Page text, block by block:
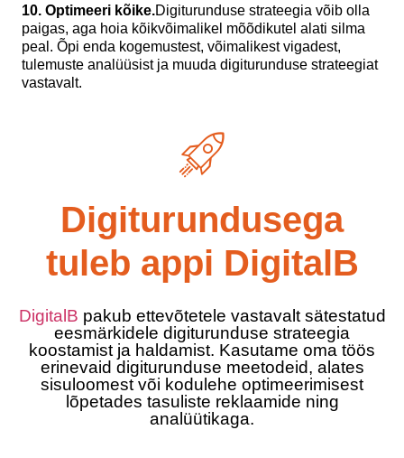
10. Optimeeri kõike.Digiturunduse strateegia võib olla
paigas, aga hoia kõikvõimalikel mõõdikutel alati silma
peal. Õpi enda kogemustest, võimalikest vigadest,
tulemuste analüüsist ja muuda digiturunduse strateegiat
vastavalt.
Digiturundusega
tuleb appi DigitalB
DigitalB pakub ettevõtetele vastavalt sätestatud
eesmärkidele digiturunduse strateegia
koostamist ja haldamist. Kasutame oma töös
erinevaid digiturunduse meetodeid, alates
sisuloomest või kodulehe optimeerimisest
lõpetades tasuliste reklaamide ning
analüütikaga.